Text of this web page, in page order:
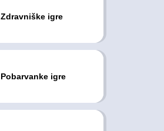
Zdravniške igre
Pobarvanke igre